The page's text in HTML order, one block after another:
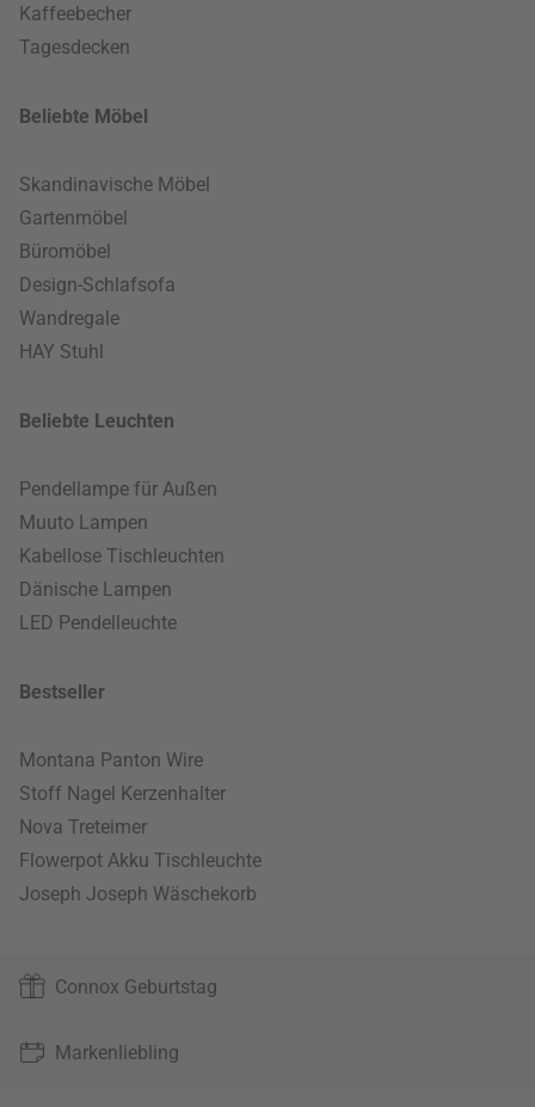
Kaffeebecher
Tagesdecken
Beliebte Möbel
Skandinavische Möbel
Gartenmöbel
Büromöbel
Design-Schlafsofa
Wandregale
HAY Stuhl
Beliebte Leuchten
Pendellampe für Außen
Muuto Lampen
Kabellose Tischleuchten
Dänische Lampen
LED Pendelleuchte
Bestseller
Montana Panton Wire
Stoff Nagel Kerzenhalter
Nova Treteimer
Flowerpot Akku Tischleuchte
Joseph Joseph Wäschekorb
Connox Geburtstag
Markenliebling